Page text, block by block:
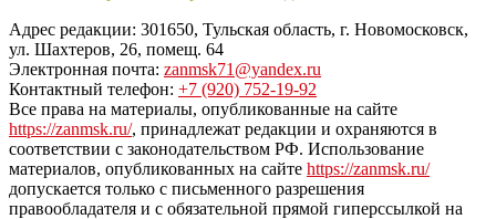
Адрес редакции: 301650, Тульская область, г. Новомосковск,
ул. Шахтеров, 26, помещ. 64
Электронная почта: zanmsk71@yandex.ru
Контактный телефон: +7 (920) 752-19-92
Все права на материалы, опубликованные на сайте
https://zanmsk.ru/, принадлежат редакции и охраняются в
соответствии с законодательством РФ. Использование
материалов, опубликованных на сайте https://zanmsk.ru/
допускается только с письменного разрешения
правообладателя и с обязательной прямой гиперссылкой на